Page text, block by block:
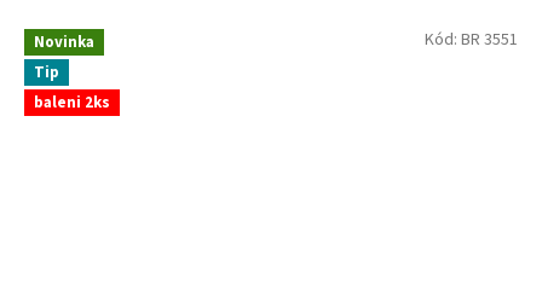
Novinka
Tip
baleni 2ks
Kód: BR 3551